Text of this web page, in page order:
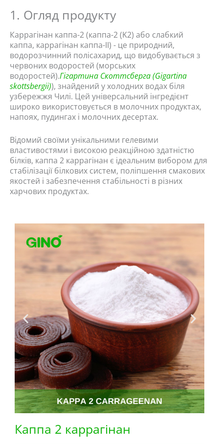
1. Огляд продукту
Каррагінан каппа-2 (каппа-2 (K2) або слабкий
каппа, каррагінан каппа-II) - це природний,
водорозчинний полісахарид, що видобувається з
червоних водоростей (морських
водоростей).Гігартина Скоттсберга (Gigartina
skottsbergii)), знайдений у холодних водах біля
узбережжя Чилі. Цей універсальний інгредієнт
широко використовується в молочних продуктах,
напоях, пудингах і молочних десертах.
Відомий своїми унікальними гелевими
властивостями і високою реакційною здатністю
білків, каппа 2 каррагінан є ідеальним вибором для
стабілізації білкових систем, поліпшення смакових
якостей і забезпечення стабільності в різних
харчових продуктах.
Каппа 2 каррагінан